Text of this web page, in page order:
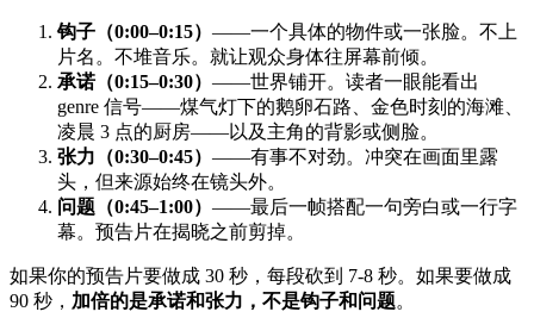
钩子（0:00–0:15） ——一个具体的物件或一张脸。不上
片名。不堆音乐。就让观众身体往屏幕前倾。
承诺（0:15–0:30） ——世界铺开。读者一眼能看出
genre 信号——煤气灯下的鹅卵石路、金色时刻的海滩、
凌晨 3 点的厨房——以及主角的背影或侧脸。
张力（0:30–0:45） ——有事不对劲。冲突在画面里露
头，但来源始终在镜头外。
问题（0:45–1:00） ——最后一帧搭配一句旁白或一行字
幕。预告片在揭晓之前剪掉。
如果你的预告片要做成 30 秒，每段砍到 7-8 秒。如果要做成
90 秒， 加倍的是承诺和张力，不是钩子和问题。